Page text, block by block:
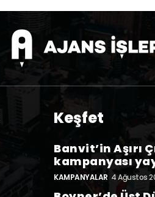
Keşfet
Banvit’in Aşırı
kampanyası
KAMPANYALAR 4 Ağustos